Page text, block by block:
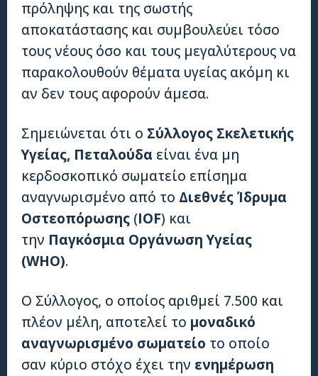
πρόληψης και της σωστής
αποκατάστασης και συμβουλεύει τόσο
τους νέους όσο και τους μεγαλύτερους να
παρακολουθούν θέματα υγείας ακόμη κι
αν δεν τους αφορούν άμεσα.
Σημειώνεται ότι ο Σύλλογος Σκελετικής
Υγείας, Πεταλούδα είναι ένα μη
κερδοσκοπικό σωματείο επίσημα
αναγνωρισμένο από το Διεθνές Ίδρυμα
Οστεοπόρωσης (ΙΟF) και
την Παγκόσμια Οργάνωση Υγείας
(WHO).
Ο Σύλλογος, ο οποίος αριθμεί 7.500 και
πλέον μέλη, αποτελεί το μοναδικό
αναγνωρισμένο σωματείο το οποίο
σαν κύριο στόχο έχει την ενημέρωση